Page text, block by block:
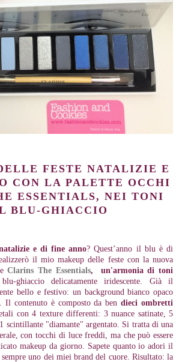
FESTE NATALIZIE E
CON LA PALETTE OCCHI
ESSENTIALS, NEI TONI
BLU-GHIACCIO
e di fine anno? Quest’anno il blu è di
il mio makeup delle feste con la nuova
Clarins The Essentials, un'armonia di toni
ghiaccio delicatamente iridescente. Già il
bello e festivo: un background bianco opaco
contenuto è composto da bendieci ombretti
con 4 texture differenti: 3 nuance satinate, 5
scintillante "diamante" argentato. Si tratta di una
con tocchi di luce freddi, ma che può essere
makeup da giorno. Sapete quanto io adori il
sempre uno dei miei brand del cuore. Risultato: la